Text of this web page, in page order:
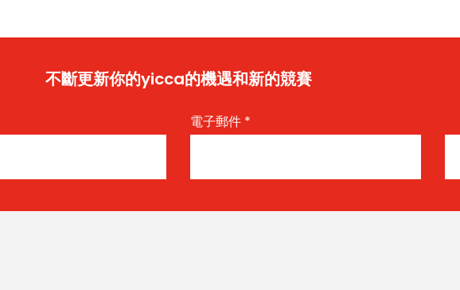
不斷更新你的yicca的機遇和新的競賽
電子郵件 *